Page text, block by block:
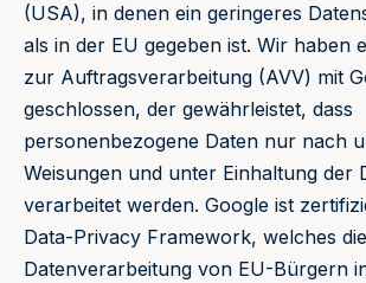
(USA), in denen ein geringeres
als in der EU gegeben ist. Wir haben
zur Auftragsverarbeitung (AVV) mit
geschlossen, der gewährleistet, dass
personenbezogene Daten nur nach
Weisungen und unter Einhaltung der
verarbeitet werden. Google ist
Data-Privacy Framework, welches
Datenverarbeitung von EU-Bürgern